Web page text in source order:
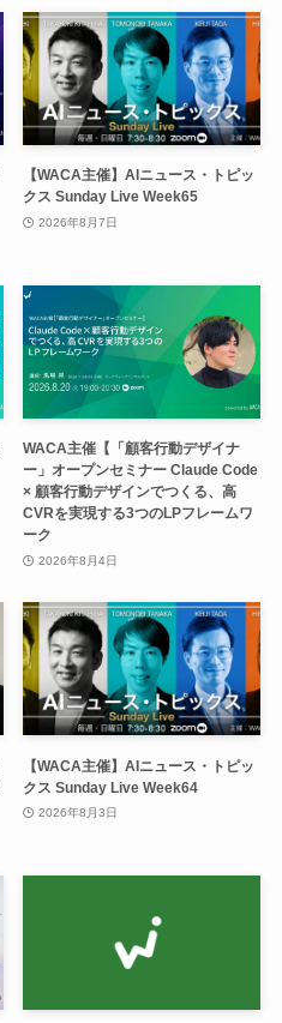
【WACA主催】AIニュース・トピッ
クス Sunday Live Week65
2026年8月7日
WACA主催【「顧客行動デザイナ
ー」オープンセミナー Claude Code
× 顧客行動デザインでつくる、高
CVRを実現する3つのLPフレームワ
ーク
2026年8月4日
【WACA主催】AIニュース・トピッ
クス Sunday Live Week64
2026年8月3日